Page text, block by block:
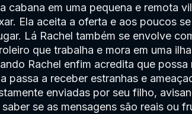
cabana em uma pequena e remota
Ela aceita a oferta e aos poucos
Lá Rachel também se envolve
que trabalha e mora em uma
Rachel enfim acredita que possa
passa a receber estranhas e
enviadas por seu filho,
se as mensagens são reais ou